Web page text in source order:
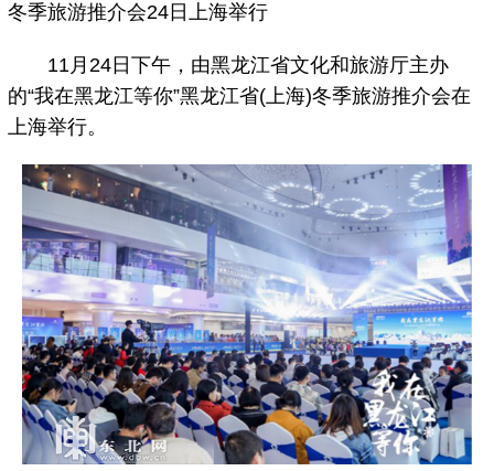
冬季旅游推介会24日上海举行
11月24日下午，由黑龙江省文化和旅游厅主办
的“我在黑龙江等你”黑龙江省(上海)冬季旅游推介会在
上海举行。